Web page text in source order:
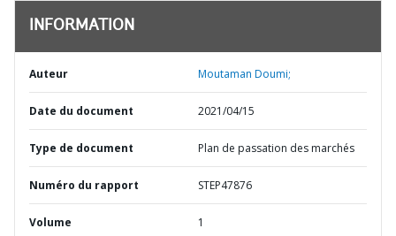
INFORMATION
Auteur Moutaman Doumi;
Date du document 2021/04/15
Type de document Plan de passation des marchés
Numéro du rapport STEP47876
Volume 1